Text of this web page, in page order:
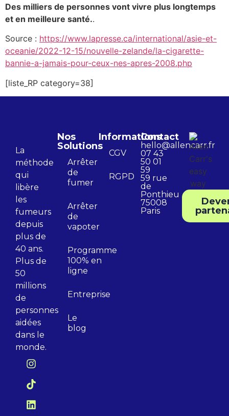
Des milliers de personnes vont vivre plus longtemps
et en meilleure santé..
Source : https://www.lapresse.ca/international/asie-et-
oceanie/2022-12-15/nouvelle-zelande/la-cigarette-
bannie-a-jamais-pour-ceux-nes-apres-2008.php
[liste_RP category=38]
La
méthode
qui
libère
les
fumeurs
depuis
plus de
40 ans.
Plus de
50
millions
de
personnes
aidées
dans le
monde.
Nos
Solutions
Arrêter
de
fumer
Arrêter
de
vapoter
Programme
100% en
ligne
Entreprise
Le
blog
Informations
CGV
RGPD
Contact
hello@allencarr.fr
07 43
50 01
59
59 rue
de
Ponthieu
75008
Paris